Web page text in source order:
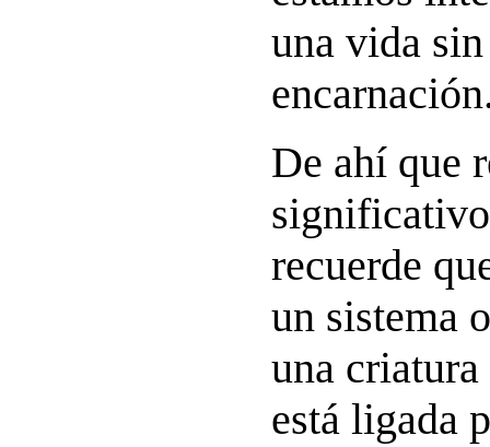
una vida
De ahí que
recuerde
un sistema
una
está ligada